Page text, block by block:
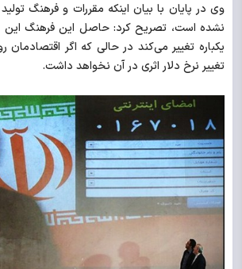
وی در پایان با بیان اینکه مقررات و فرهنگ
نشده است، تصریح کرد: حاصل این فرهنگ این
یکباره تغییر می‌کند در حالی که اگر
تغییر نرخ دلار اثری در آن نخواهد داشت.